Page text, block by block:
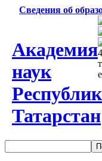
Сведения об
Академия
наук
Татарстан